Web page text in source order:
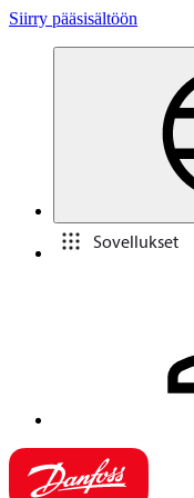
Siirry pääsisältöön
Sovellukset